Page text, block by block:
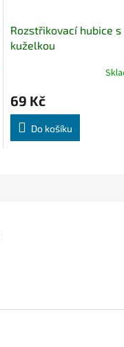
Rozstřikovací hubice s
kuželkou
69 Kč
Do košíku